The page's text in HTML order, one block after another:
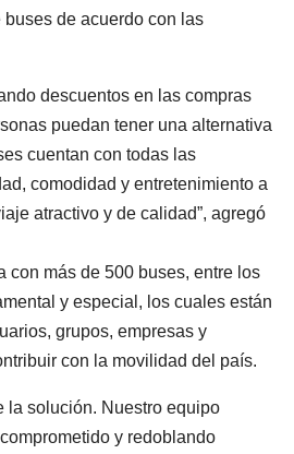
de acuerdo con las
descuentos en las compras
puedan tener una alternativa
cuentan con todas las
comodidad y entretenimiento a
atractivo y de calidad”, agregó
con más de 500 buses, entre los
y especial, los cuales están
grupos, empresas y
con la movilidad del país.
la solución. Nuestro equipo
y redoblando